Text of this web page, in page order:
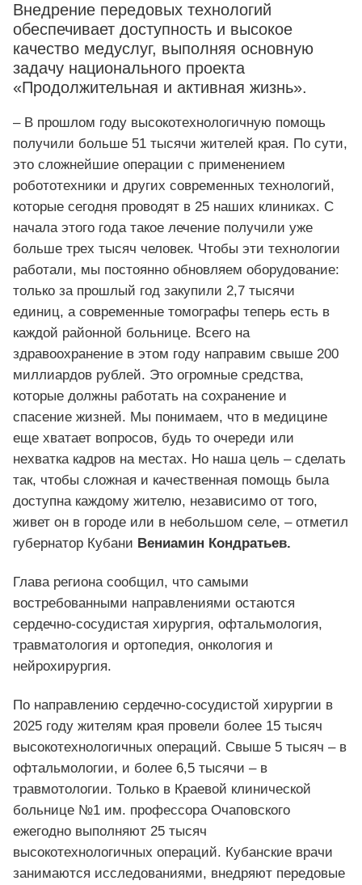
Внедрение передовых технологий
обеспечивает доступность и высокое
качество медуслуг, выполняя основную
задачу национального проекта
«Продолжительная и активная жизнь».
– В прошлом году высокотехнологичную помощь
получили больше 51 тысячи жителей края. По сути,
это сложнейшие операции с применением
робототехники и других современных технологий,
которые сегодня проводят в 25 наших клиниках. С
начала этого года такое лечение получили уже
больше трех тысяч человек. Чтобы эти технологии
работали, мы постоянно обновляем оборудование:
только за прошлый год закупили 2,7 тысячи
единиц, а современные томографы теперь есть в
каждой районной больнице. Всего на
здравоохранение в этом году направим свыше 200
миллиардов рублей. Это огромные средства,
которые должны работать на сохранение и
спасение жизней. Мы понимаем, что в медицине
еще хватает вопросов, будь то очереди или
нехватка кадров на местах. Но наша цель – сделать
так, чтобы сложная и качественная помощь была
доступна каждому жителю, независимо от того,
живет он в городе или в небольшом селе, – отметил
губернатор Кубани Вениамин Кондратьев.
Глава региона сообщил, что самыми
востребованными направлениями остаются
сердечно-сосудистая хирургия, офтальмология,
травматология и ортопедия, онкология и
нейрохирургия.
По направлению сердечно-сосудистой хирургии в
2025 году жителям края провели более 15 тысяч
высокотехнологичных операций. Свыше 5 тысяч – в
офтальмологии, и более 6,5 тысячи – в
травмотологии. Только в Краевой клинической
больнице №1 им. профессора Очаповского
ежегодно выполняют 25 тысяч
высокотехнологичных операций. Кубанские врачи
занимаются исследованиями, внедряют передовые